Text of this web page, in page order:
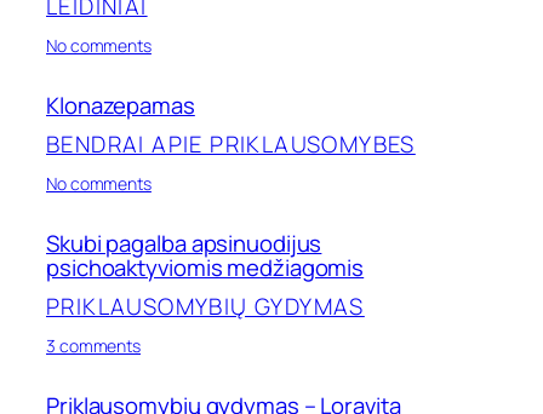
LEIDINIAI
No commentson
posovietiniame
mieste:
nelegali
narkotinių
ir
narkomanija
Klonazepamas
BENDRAI APIE PRIKLAUSOMYBES
No commentson
Skubi pagalba apsinuodijus
psichoaktyviomis medžiagomis
PRIKLAUSOMYBIŲ GYDYMAS
3 commentson
Priklausomybių gydymas – Loravita